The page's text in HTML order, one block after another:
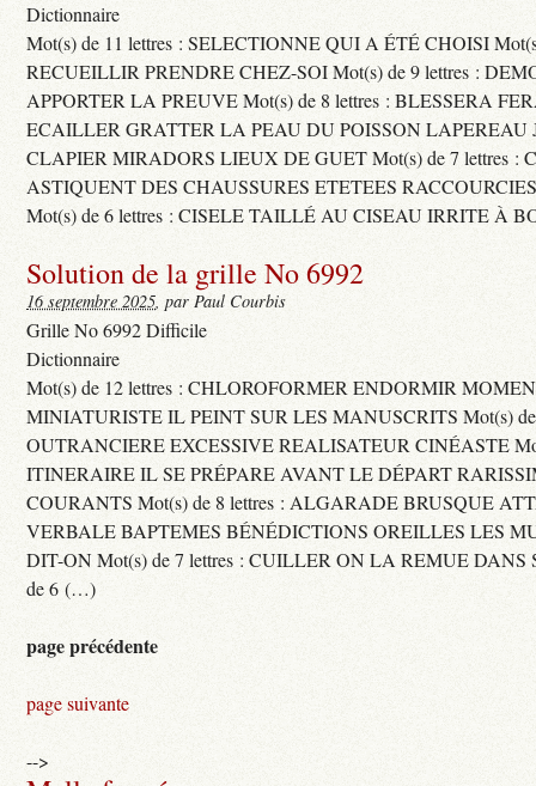
Dictionnaire
Mot(s) de 11 lettres : SELECTIONNE QUI A ÉTÉ CHOISI
RECUEILLIR PRENDRE CHEZ-SOI Mot(s) de 9 lettres :
APPORTER LA PREUVE Mot(s) de 8 lettres : BLESSERA
ECAILLER GRATTER LA PEAU DU POISSON LAPEREAU
CLAPIER MIRADORS LIEUX DE GUET Mot(s) de 7 lettres :
ASTIQUENT DES CHAUSSURES ETETEES
Mot(s) de 6 lettres : CISELE TAILLÉ AU CISEAU IRRITE À
Solution de la grille No 6992
16 septembre 2025, par Paul Courbis
Grille No 6992 Difficile
Dictionnaire
Mot(s) de 12 lettres : CHLOROFORMER ENDORMIR
MINIATURISTE IL PEINT SUR LES MANUSCRITS Mot(s) de
OUTRANCIERE EXCESSIVE REALISATEUR CINÉASTE
ITINERAIRE IL SE PRÉPARE AVANT LE DÉPART
COURANTS Mot(s) de 8 lettres : ALGARADE BRUSQUE
VERBALE BAPTEMES BÉNÉDICTIONS OREILLES LES
DIT-ON Mot(s) de 7 lettres : CUILLER ON LA REMUE DANS
de 6 (…)
page précédente
page suivante
-->